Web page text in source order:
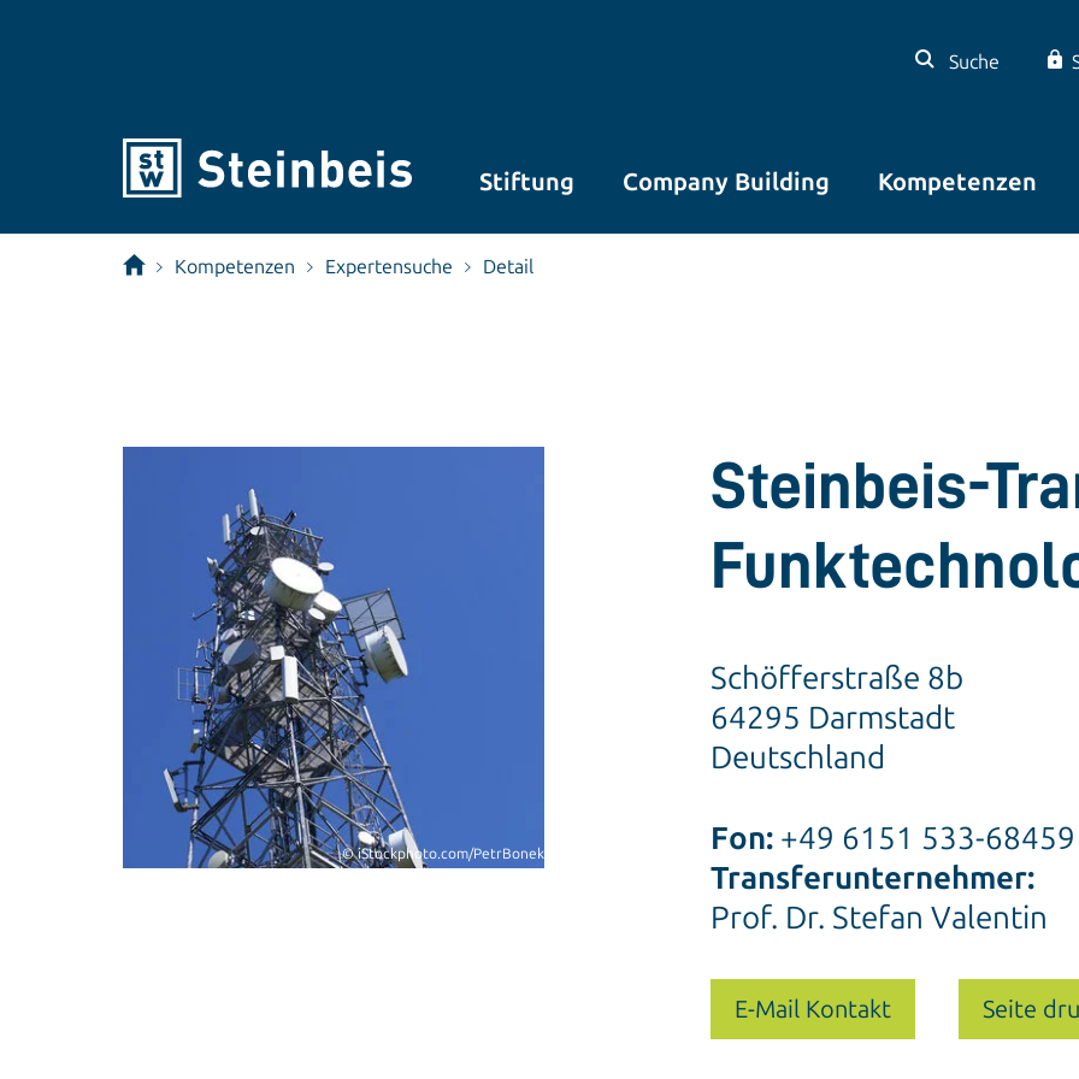
Suche
Stiftung Company Building Kompetenzen
Kompetenzen Expertensuche Detail
© iStockphoto.com/PetrBonek
Steinbeis-
Schöfferstraße 8b
64295 Darmstadt
Deutschland
Fon:+49 6151 533-68459
Transferunternehmer:
Prof. Dr. Stefan Valentin
E-Mail Kontakt Seite